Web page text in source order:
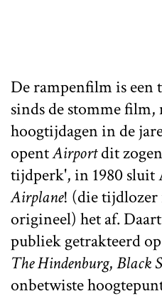
De rampenfilm is een
sinds de stomme
hoogtijdagen in de
opentAirportdit
tijdperk', in 1980
Airplane! (die tijdlozer
origineel) het af.
publiek getrakteerd
The Hindenburg,Black
onbetwiste